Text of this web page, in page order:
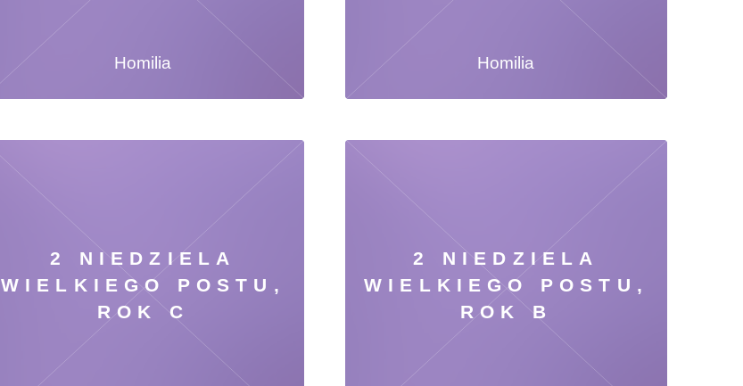
Homilia Homilia
2 NIEDZIELA
WIELKIEGO POSTU,
ROK C
2 NIEDZIELA
WIELKIEGO POSTU,
ROK B